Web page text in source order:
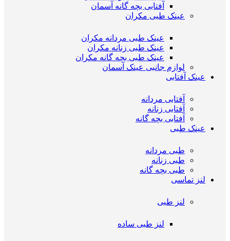
آفتابی بچه گانه آسمان
عینک طبی مکران
عینک طبی مردانه مکران
عینک طبی زنانه مکران
عینک طبی بچه گانه مکران
لوازم جانبی عینک آسمان
عینک آفتابی
آفتابی مردانه
آفتابی زنانه
آفتابی بچه گانه
عینک طبی
طبی مردانه
طبی زنانه
طبی بچه گانه
لنز تماسی
لنز طبی
لنز طبی ساده